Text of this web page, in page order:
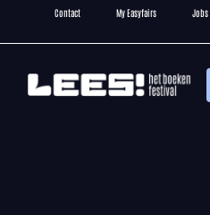
Contact My Easyfairs Jobs